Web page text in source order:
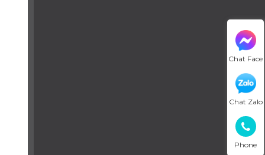
Chat Face
Chat Zalo
Phone